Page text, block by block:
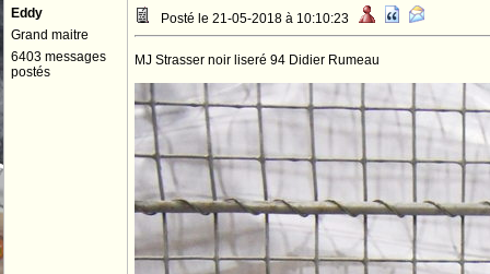
Eddy
Grand maitre
6403 messages
postés
Posté le 21-05-2018 à 10:10:23
MJ Strasser noir liseré 94 Didier Rumeau